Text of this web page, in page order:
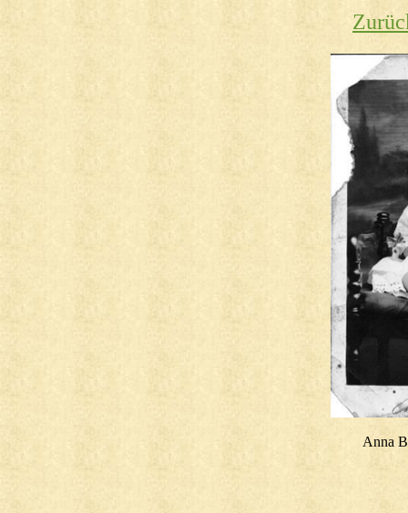
Anna